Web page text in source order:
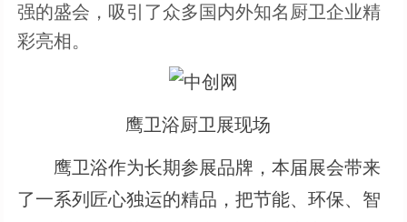
强的盛会，吸引了众多国内外知名厨卫企业精
彩亮相。
鹰卫浴厨卫展现场
鹰卫浴作为长期参展品牌，本届展会带来
了一系列匠心独运的精品，把节能、环保、智